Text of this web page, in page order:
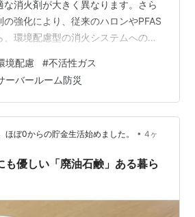
な消火剤が大きく異なります。さら
強化により、従来のハロンやPFAS
、環境配慮型の消火システムへの移
・CO₂・水ミストなど）の特徴と
途別に最適な環境配慮型の選び方
記事でわかること 産業用消火剤の種
ルーム・工場設備） 不活性ガス・水
荷 PFAS規制と代替技術の最新動向
配慮型消火…
境配慮 #不活性ガス
ーバールーム防災
ほぼ0からの貯金生活始めました。 • 4ヶ
も優しい「廃油石鹸」ある暮ら